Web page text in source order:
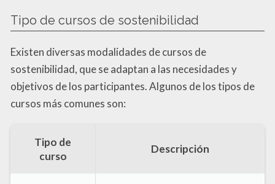
Tipo de cursos de sostenibilidad
Existen diversas modalidades de cursos de
sostenibilidad, que se adaptan a las necesidades y
objetivos de los participantes. Algunos de los tipos de
cursos más comunes son:
Tipo de
curso
Descripción